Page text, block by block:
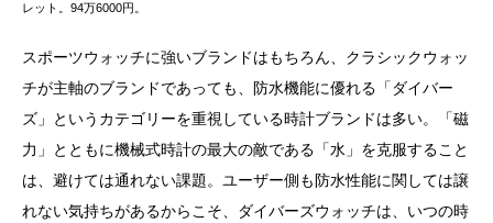
レット。94万6000円。
スポーツウォッチに強いブランドはもちろん、クラシックウォッ
チが主軸のブランドであっても、防水機能に優れる「ダイバー
ズ」というカテゴリーを重視している時計ブランドは多い。「磁
力」とともに機械式時計の最大の敵である「水」を克服すること
は、避けては通れない課題。ユーザー側も防水性能に関しては譲
れない気持ちがあるからこそ、ダイバーズウォッチは、いつの時